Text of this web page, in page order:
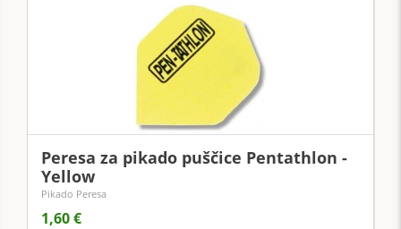
Peresa za pikado puščice Pentathlon -
Yellow
Pikado Peresa
1,60 €